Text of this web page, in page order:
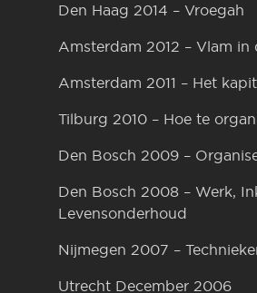
Den Haag 2014 – Vroegah
Amsterdam 2012 – Vlam in
Amsterdam 2011 – Het
Tilburg 2010 – Hoe te
Den Bosch 2009 –
Den Bosch 2008 – Werk,
Levensonderhoud
Nijmegen 2007 –
Utrecht December 2006